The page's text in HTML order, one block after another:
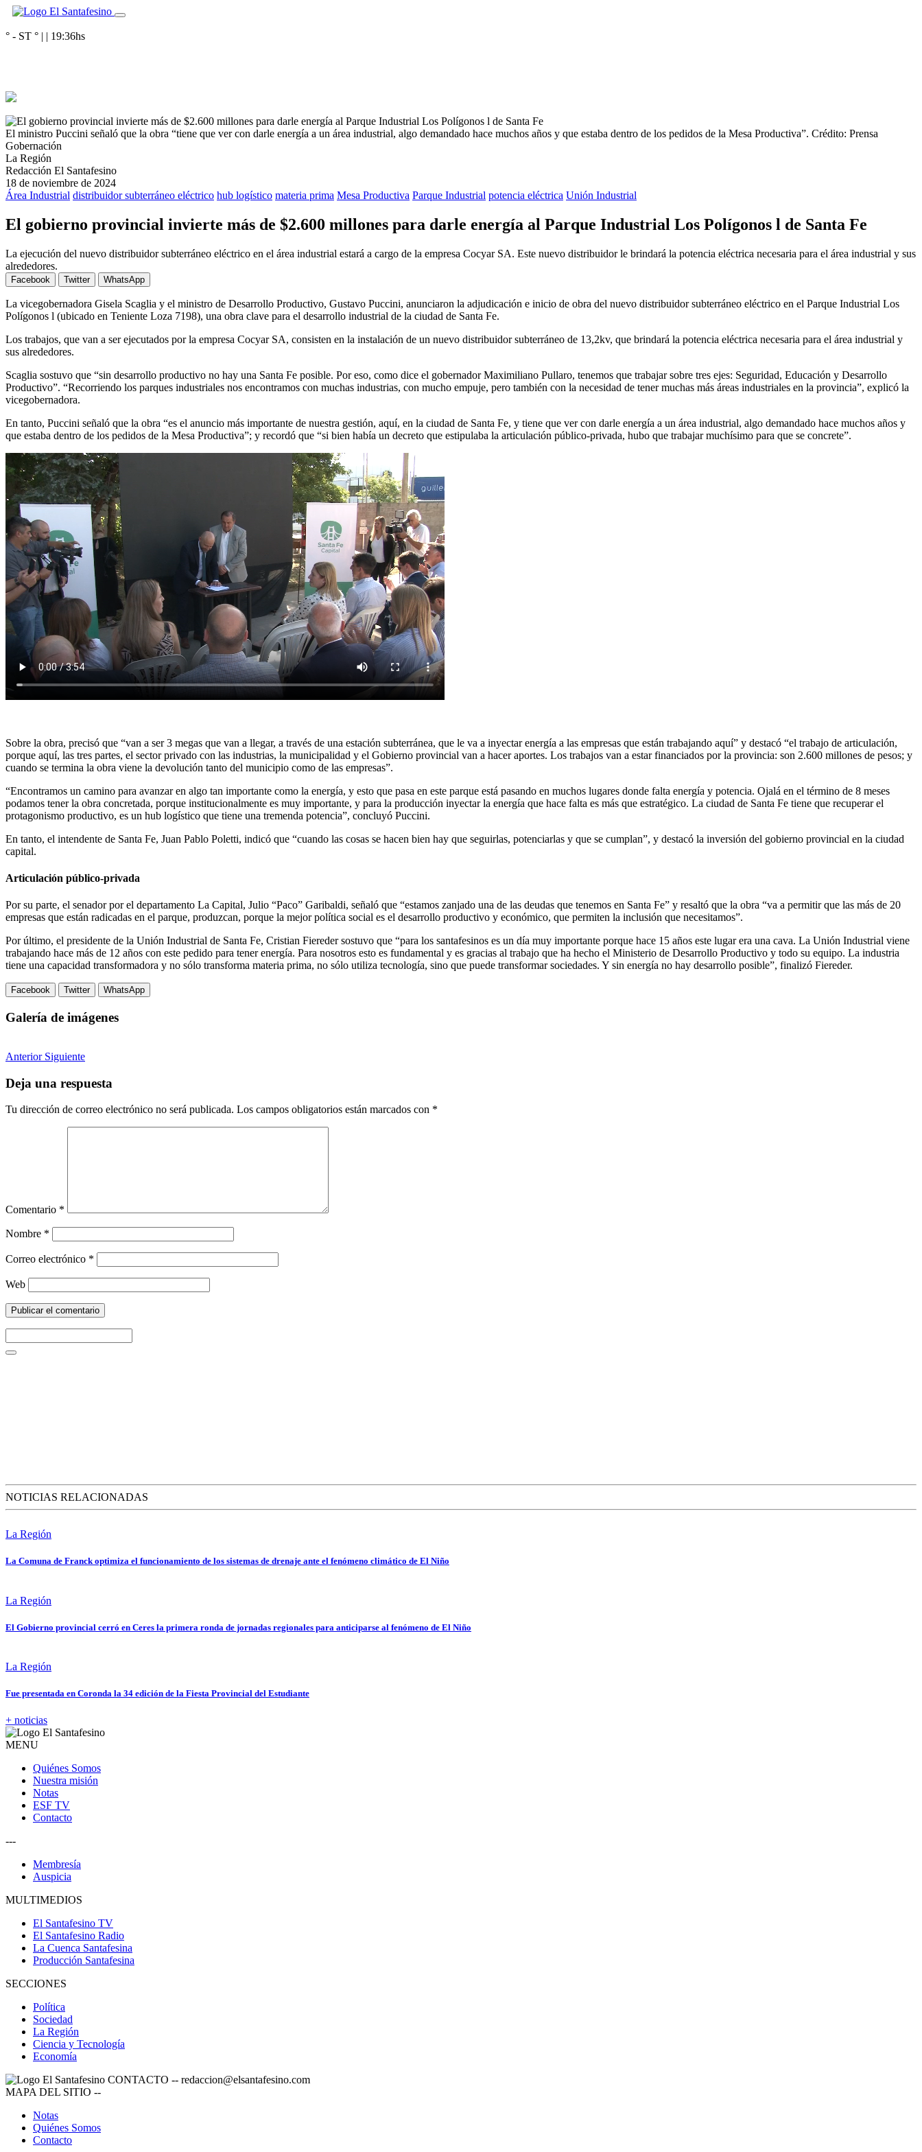
° - ST ° | | 19:36hs
El ministro Puccini señaló que la obra “tiene que ver con darle energía a un área industrial, algo demandado hace muchos años y que estaba dentro de los pedidos de la Mesa Productiva”. Crédito: Prensa
Gobernación
La Región
Redacción El Santafesino
18 de noviembre de 2024
Área Industrial distribuidor subterráneo eléctrico hub logístico materia prima Mesa Productiva Parque Industrial potencia eléctrica Unión Industrial
El gobierno provincial invierte más de $2.600 millones para darle energía al Parque Industrial Los Polígonos l de Santa Fe
La ejecución del nuevo distribuidor subterráneo eléctrico en el área industrial estará a cargo de la empresa Cocyar SA. Este nuevo distribuidor le brindará la potencia eléctrica necesaria para el área industrial y sus
alrededores.
Facebook Twitter WhatsApp
La vicegobernadora Gisela Scaglia y el ministro de Desarrollo Productivo, Gustavo Puccini, anunciaron la adjudicación e inicio de obra del nuevo distribuidor subterráneo eléctrico en el Parque Industrial Los
Polígonos l (ubicado en Teniente Loza 7198), una obra clave para el desarrollo industrial de la ciudad de Santa Fe.
Los trabajos, que van a ser ejecutados por la empresa Cocyar SA, consisten en la instalación de un nuevo distribuidor subterráneo de 13,2kv, que brindará la potencia eléctrica necesaria para el área industrial y
sus alrededores.
Scaglia sostuvo que “sin desarrollo productivo no hay una Santa Fe posible. Por eso, como dice el gobernador Maximiliano Pullaro, tenemos que trabajar sobre tres ejes: Seguridad, Educación y Desarrollo
Productivo”. “Recorriendo los parques industriales nos encontramos con muchas industrias, con mucho empuje, pero también con la necesidad de tener muchas más áreas industriales en la provincia”, explicó la
vicegobernadora.
En tanto, Puccini señaló que la obra “es el anuncio más importante de nuestra gestión, aquí, en la ciudad de Santa Fe, y tiene que ver con darle energía a un área industrial, algo demandado hace muchos años y
que estaba dentro de los pedidos de la Mesa Productiva”; y recordó que “si bien había un decreto que estipulaba la articulación público-privada, hubo que trabajar muchísimo para que se concrete”.
Sobre la obra, precisó que “van a ser 3 megas que van a llegar, a través de una estación subterránea, que le va a inyectar energía a las empresas que están trabajando aquí” y destacó “el trabajo de articulación,
porque aquí, las tres partes, el sector privado con las industrias, la municipalidad y el Gobierno provincial van a hacer aportes. Los trabajos van a estar financiados por la provincia: son 2.600 millones de pesos; y
cuando se termina la obra viene la devolución tanto del municipio como de las empresas”.
“Encontramos un camino para avanzar en algo tan importante como la energía, y esto que pasa en este parque está pasando en muchos lugares donde falta energía y potencia. Ojalá en el término de 8 meses
podamos tener la obra concretada, porque institucionalmente es muy importante, y para la producción inyectar la energía que hace falta es más que estratégico. La ciudad de Santa Fe tiene que recuperar el
protagonismo productivo, es un hub logístico que tiene una tremenda potencia”, concluyó Puccini.
En tanto, el intendente de Santa Fe, Juan Pablo Poletti, indicó que “cuando las cosas se hacen bien hay que seguirlas, potenciarlas y que se cumplan”, y destacó la inversión del gobierno provincial en la ciudad
capital.
Articulación público-privada
Por su parte, el senador por el departamento La Capital, Julio “Paco” Garibaldi, señaló que “estamos zanjado una de las deudas que tenemos en Santa Fe” y resaltó que la obra “va a permitir que las más de 20
empresas que están radicadas en el parque, produzcan, porque la mejor política social es el desarrollo productivo y económico, que permiten la inclusión que necesitamos”.
Por último, el presidente de la Unión Industrial de Santa Fe, Cristian Fiereder sostuvo que “para los santafesinos es un día muy importante porque hace 15 años este lugar era una cava. La Unión Industrial viene
trabajando hace más de 12 años con este pedido para tener energía. Para nosotros esto es fundamental y es gracias al trabajo que ha hecho el Ministerio de Desarrollo Productivo y todo su equipo. La industria
tiene una capacidad transformadora y no sólo transforma materia prima, no sólo utiliza tecnología, sino que puede transformar sociedades. Y sin energía no hay desarrollo posible”, finalizó Fiereder.
Facebook Twitter WhatsApp
Galería de imágenes
Anterior Siguiente
Deja una respuesta
Tu dirección de correo electrónico no será publicada. Los campos obligatorios están marcados con *
Comentario *
Nombre *
Correo electrónico *
Web
NOTICIAS RELACIONADAS
La Región
La Comuna de Franck optimiza el funcionamiento de los sistemas de drenaje ante el fenómeno climático de El Niño
La Región
El Gobierno provincial cerró en Ceres la primera ronda de jornadas regionales para anticiparse al fenómeno de El Niño
La Región
Fue presentada en Coronda la 34 edición de la Fiesta Provincial del Estudiante
+ noticias
MENU
Quiénes Somos
Nuestra misión
Notas
ESF TV
Contacto
---
Membresía
Auspicia
MULTIMEDIOS
El Santafesino TV
El Santafesino Radio
La Cuenca Santafesina
Producción Santafesina
SECCIONES
Política
Sociedad
La Región
Ciencia y Tecnología
Economía
CONTACTO -- redaccion@elsantafesino.com
MAPA DEL SITIO --
Notas
Quiénes Somos
Contacto